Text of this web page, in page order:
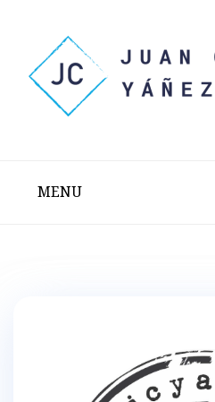
content
MENU